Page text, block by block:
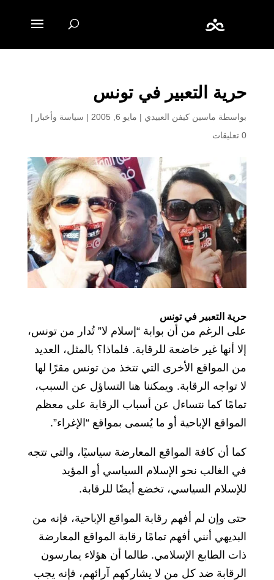
حرية التعبير في تونس
بواسطة ماسين كيفن العبيدي | مايو 6, 2005 | سياسة وأخبار |
0 تعليقات
حرية التعبير في تونس
على الرغم من أن بوابة “إسلام لا” تُدار من تونس،
إلا أنها غير خاضعة للرقابة. فلماذا؟ بالمثل، العديد
من المواقع الأخرى التي تتخذ من تونس مقرًا لها
لا تواجه الرقابة. ويمكننا هنا التساؤل عن السبب،
تمامًا كما نتساءل عن أسباب الرقابة على معظم
المواقع الإباحية أو ما يُسمى بمواقع “الإغراء”.
كما أن كافة المواقع المعارضة سياسيًا، والتي تتجه
في الغالب نحو الإسلام السياسي أو المؤيد
للإسلام السياسي، تخضع أيضًا للرقابة.
حتى وإن لم أفهم رقابة المواقع الإباحية، فإنه من
البديهي أنني أفهم تمامًا رقابة المواقع المعارضة
ذات الطابع الإسلامي. طالما أن هؤلاء يمارسون
الرقابة ضد كل من لا يشاركهم آرائهم، فإنه يجب